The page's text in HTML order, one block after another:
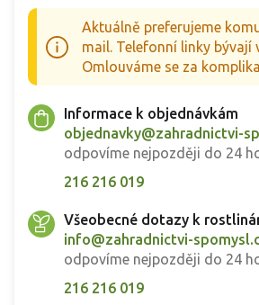
Aktuálně preferujeme
mail. Telefonní linky bývají
Omlouváme se za
Informace k objednávkám
objednavky@zahradnictvi-
odpovíme nejpozději do 24
216 216 019
Všeobecné dotazy k
info@zahradnictvi-
odpovíme nejpozději do 24
216 216 019